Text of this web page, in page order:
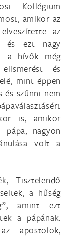
Kollégium
amikor az
az
és ezt nagy
a hívők még
és
mint éppen
és szűnni nem
is, amikor
nagyon
volt a
Tisztelendő
a hűség
amint ezt
a pápának.
apostolok,